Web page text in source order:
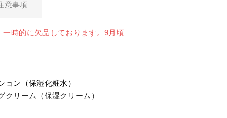
5-ALAとは？
お知らせ
意事項
時的に欠品しております。9月頃
ョン（保湿化粧水）
リーム（保湿クリーム）